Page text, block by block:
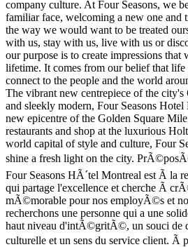
company culture. At Four Seasons, we
familiar face, welcoming a new one and
the way we would want to be treated
with us, stay with us, live with us or
our purpose is to create impressions
lifetime. It comes from our belief that
connect to the people and the world
The vibrant new centrepiece of the
and sleekly modern, Four Seasons
new epicentre of the Golden Square
restaurants and shop at the luxurious
world capital of style and culture, Four
shine a fresh light on the city.
Four Seasons HÃ´tel Montreal est Ã la
qui partage l'excellence et cherche Ã
mÃ©morable pour nos employÃ©s et
recherchons une personne qui a une
haut niveau d'intÃ©gritÃ©, un souci
culturelle et un sens du service client. Ã